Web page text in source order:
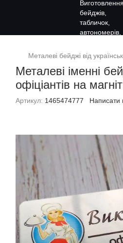
Металеві бейджі від
Металеві іменні
офіціантів на
Артикул: 1465474777 Написати